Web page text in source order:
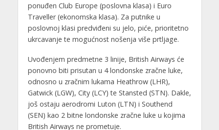
ponuđen Club Europe (poslovna klasa) i Euro
Traveller (ekonomska klasa). Za putnike u
poslovnoj klasi predviđeni su jelo, piće, prioritetno
ukrcavanje te mogućnost nošenja više prtljage.
Uvođenjem predmetne 3 linije, British Airways će
ponovno biti prisutan u 4 londonske zračne luke,
odnosno u zračnim lukama Heathrow (LHR),
Gatwick (LGW), City (LCY) te Stansted (STN). Dakle,
još ostaju aerodromi Luton (LTN) i Southend
(SEN) kao 2 bitne londonske zračne luke u kojima
British Airways ne prometuje.